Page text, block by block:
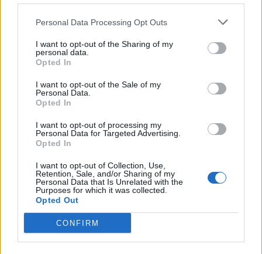
Personal Data Processing Opt Outs
I want to opt-out of the Sharing of my
personal data.
Opted In
I want to opt-out of the Sale of my
Personal Data.
Opted In
I want to opt-out of processing my
Personal Data for Targeted Advertising.
Opted In
I want to opt-out of Collection, Use,
Retention, Sale, and/or Sharing of my
Personal Data that Is Unrelated with the
Purposes for which it was collected.
Opted Out
CONFIRM
LEGGI ANCHE
PARABIAGO Mario Almici prosegue a Parabiago la
tradizione degli assessori legnanesi
PARABIAGOLuca Ferrario vicesindaco di Parabiago:
PARABIAGOParabiago, Elisa Lonati confermata
assessore: «Ripartiamo facendo rete»
assessore: «Il sogno è l’area ex Rede»
ELEZIONIElezioni a Parabiago, Cucchi rieletto sindaco:
PARABIAGO Parabiago, ecco la giunta di Raffaele
Cucchi
PARABIAGOParabiago, 150 firme per chiedere strade
più sicure
PARABIAGO Parabiago, al via le riprese per uno spot
sulla sicurezza stradale